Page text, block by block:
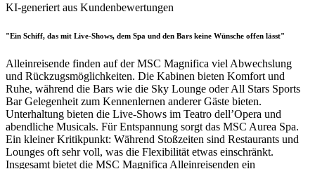
KI-generiert aus Kundenbewertungen
"Ein Schiff, das mit Live-Shows, dem Spa und den Bars keine Wünsche offen lässt"
Alleinreisende finden auf der MSC Magnifica viel Abwechslung
und Rückzugsmöglichkeiten. Die Kabinen bieten Komfort und
Ruhe, während die Bars wie die Sky Lounge oder All Stars Sports
Bar Gelegenheit zum Kennenlernen anderer Gäste bieten.
Unterhaltung bieten die Live-Shows im Teatro dell’Opera und
abendliche Musicals. Für Entspannung sorgt das MSC Aurea Spa.
Ein kleiner Kritikpunkt: Während Stoßzeiten sind Restaurants und
Lounges oft sehr voll, was die Flexibilität etwas einschränkt.
Insgesamt bietet die MSC Magnifica Alleinreisenden ein